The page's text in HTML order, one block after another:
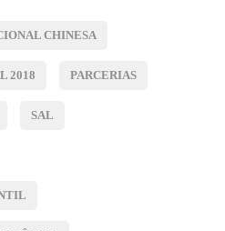
CHINESA
2018 PARCERIAS
SAL